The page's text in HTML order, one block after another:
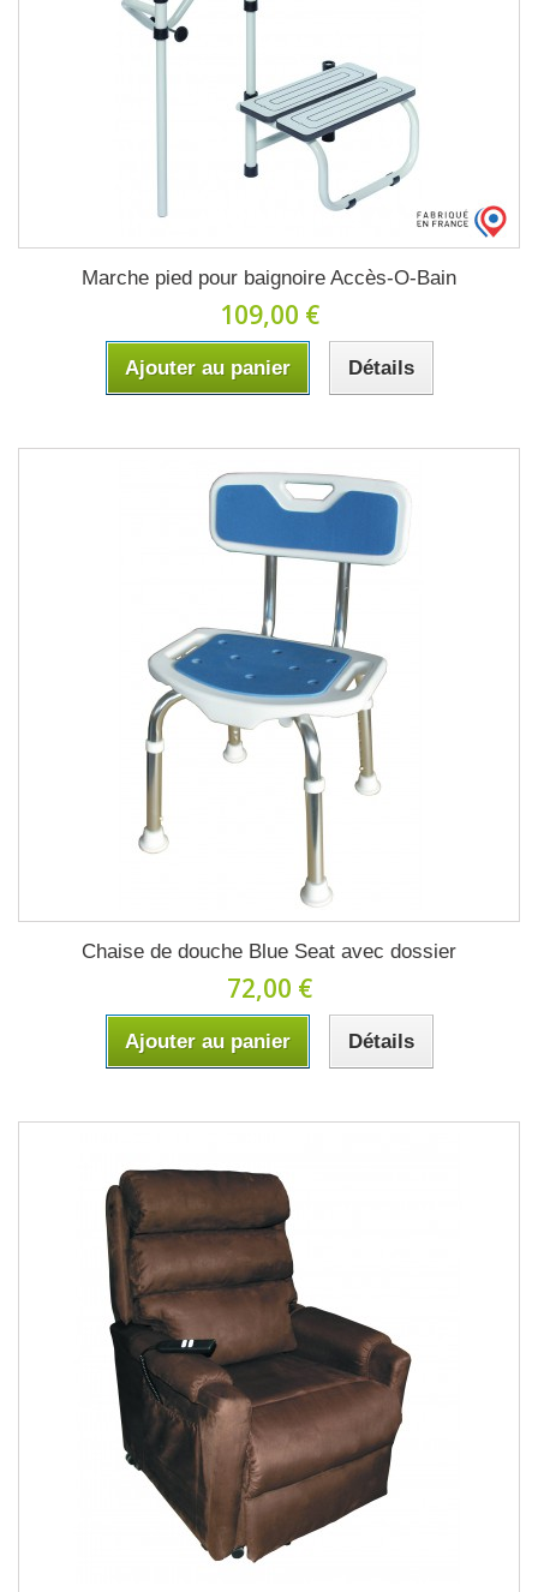
Marche pied pour baignoire Accès-O-Bain
109,00 €
Ajouter au panier Détails
Chaise de douche Blue Seat avec dossier
72,00 €
Ajouter au panier Détails